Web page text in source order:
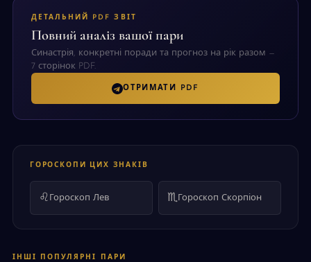
ДЕТАЛЬНИЙ PDF ЗВІТ
Повний аналіз вашої пари
Синастрія, конкретні поради та прогноз на рік разом —
7 сторінок PDF.
ОТРИМАТИ PDF
ГОРОСКОПИ ЦИХ ЗНАКІВ
♌ Гороскоп Лев ♏ Гороскоп Скорпіон
ІНШІ ПОПУЛЯРНІ ПАРИ